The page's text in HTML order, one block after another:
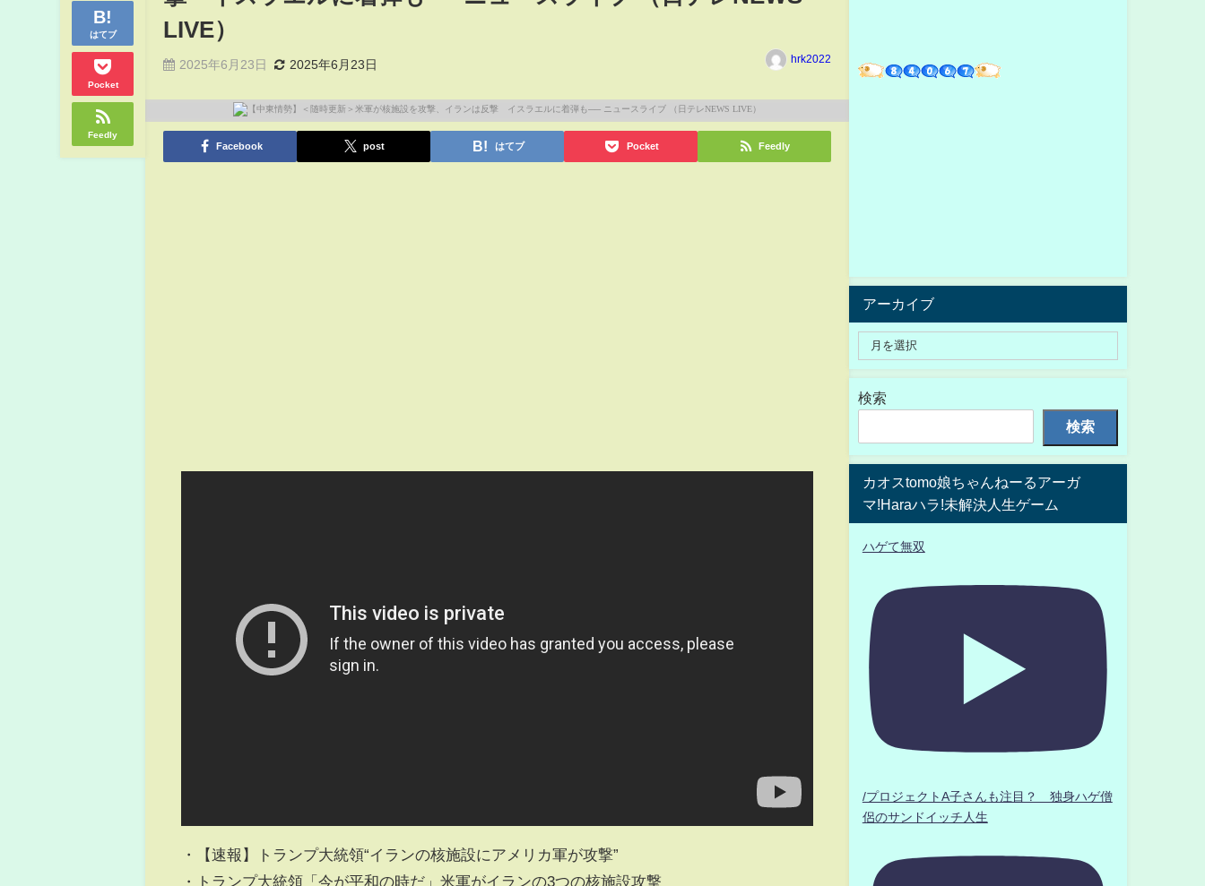
はてブ
Pocket
Feedly
LIVE）
2025年6月23日 2025年6月23日 hrk2022
Facebook post はてブ Pocket Feedly
・【速報】トランプ大統領“イランの核施設にアメリカ軍が攻撃”
・トランプ大統領「今が平和の時だ」米軍がイランの3つの核施設攻撃
アーカイブ
検索
検索
カオスtomo娘ちゃんねーるアーガ
マ!Haraハラ!未解決人生ゲーム
ハゲて無双
/プロジェクトA子さんも注目？ 独身ハゲ僧
侶のサンドイッチ人生